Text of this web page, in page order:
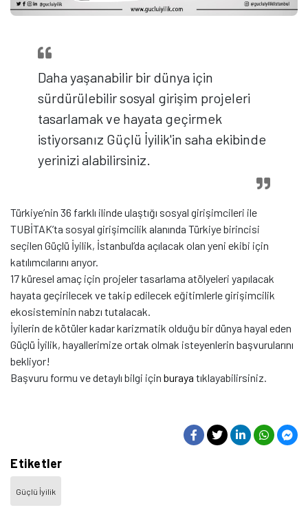
Daha yaşanabilir bir dünya için
sürdürülebilir sosyal girişim projeleri
tasarlamak ve hayata geçirmek
istiyorsanız Güçlü İyilik'in saha ekibinde
yerinizi alabilirsiniz.
Türkiye’nin 36 farklı ilinde ulaştığı sosyal girişimcileri ile
TUBİTAK’ta sosyal girişimcilik alanında Türkiye birincisi
seçilen Güçlü İyilik, İstanbul’da açılacak olan yeni ekibi için
katılımcılarını arıyor.
17 küresel amaç için projeler tasarlama atölyeleri yapılacak
hayata geçirilecek ve takip edilecek eğitimlerle girişimcilik
ekosisteminin nabzı tutalacak.
İyilerin de kötüler kadar karizmatik olduğu bir dünya hayal eden
Güçlü İyilik, hayallerimize ortak olmak isteyenlerin başvurularını
bekliyor!
Başvuru formu ve detaylı bilgi için buraya tıklayabilirsiniz.
Etiketler
Güçlü İyilik